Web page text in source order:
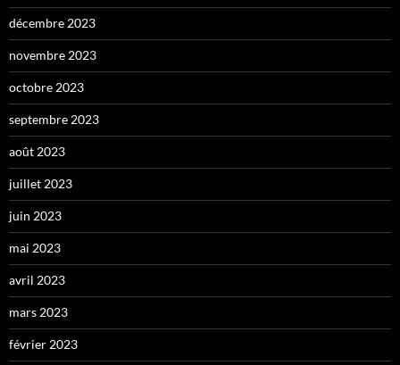
décembre 2023
novembre 2023
octobre 2023
septembre 2023
août 2023
juillet 2023
juin 2023
mai 2023
avril 2023
mars 2023
février 2023